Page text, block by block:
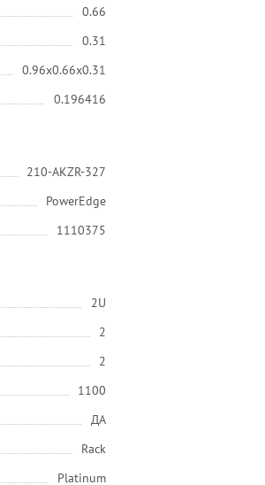
0.66
0.31
0.96x0.66x0.31
0.196416
210-AKZR-327
PowerEdge
1110375
2U
2
2
1100
ДА
Rack
Platinum